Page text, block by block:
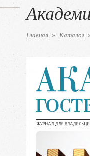
Главная » Каталог